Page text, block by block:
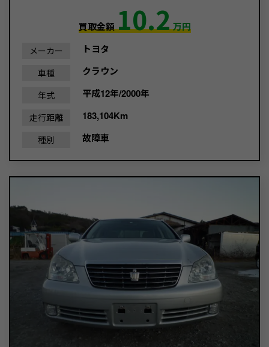
買取金額10.2万円
メーカー トヨタ
車種 クラウン
年式 平成12年/2000年
走行距離 183,104Km
種別 故障車